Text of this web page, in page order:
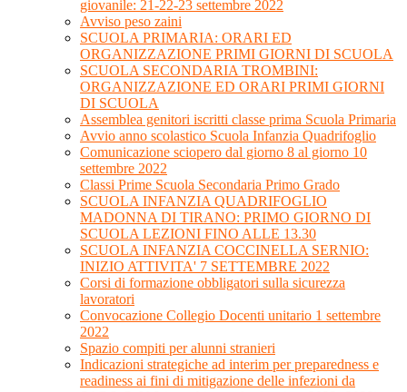
giovanile: 21-22-23 settembre 2022
Avviso peso zaini
SCUOLA PRIMARIA: ORARI ED
ORGANIZZAZIONE PRIMI GIORNI DI SCUOLA
SCUOLA SECONDARIA TROMBINI:
ORGANIZZAZIONE ED ORARI PRIMI GIORNI
DI SCUOLA
Assemblea genitori iscritti classe prima Scuola Primaria
Avvio anno scolastico Scuola Infanzia Quadrifoglio
Comunicazione sciopero dal giorno 8 al giorno 10
settembre 2022
Classi Prime Scuola Secondaria Primo Grado
SCUOLA INFANZIA QUADRIFOGLIO
MADONNA DI TIRANO: PRIMO GIORNO DI
SCUOLA LEZIONI FINO ALLE 13.30
SCUOLA INFANZIA COCCINELLA SERNIO:
INIZIO ATTIVITA' 7 SETTEMBRE 2022
Corsi di formazione obbligatori sulla sicurezza
lavoratori
Convocazione Collegio Docenti unitario 1 settembre
2022
Spazio compiti per alunni stranieri
Indicazioni strategiche ad interim per preparedness e
readiness ai fini di mitigazione delle infezioni da